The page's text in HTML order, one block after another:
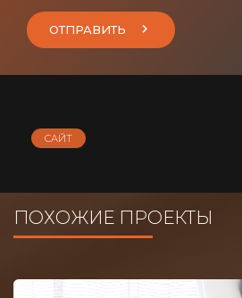
ОТПРАВИТЬ
САЙТ
ПОХОЖИЕ ПРОЕКТЫ